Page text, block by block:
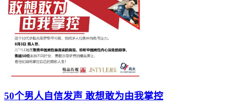
50个男人自信发声 敢想敢为由我掌控